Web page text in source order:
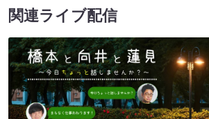
関連ライブ配信